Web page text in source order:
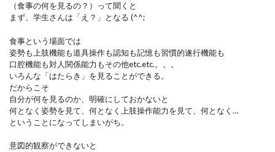
（食事の何を見るの？）って聞くと
まず、学生さんは「え？」となる (^^;
食事という場面では
姿勢も上肢機能も道具操作も認知も記憶も習慣的遂行機能も
口腔機能も対人関係能力もその他etc.etc.。。。
いろんな「はたらき」を見ることができる。
だからこそ
自分が何を見るのか、明確にしておかないと
何となく姿勢を見て、何となく上肢操作能力を見て、何となく…
ということになってしまいがち。
意図的観察ができないと